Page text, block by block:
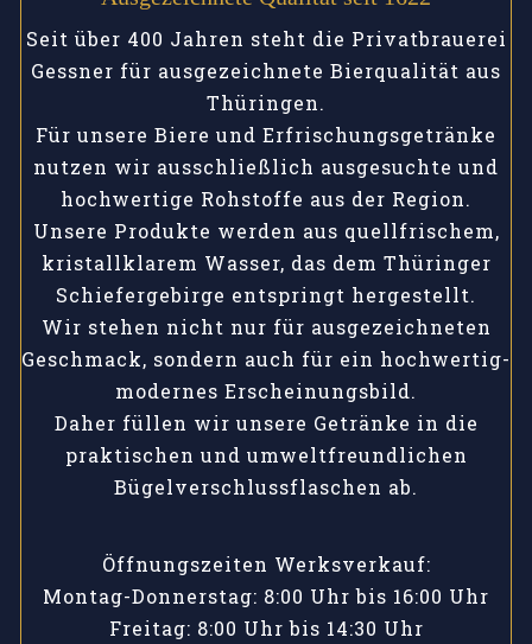
Seit über 400 Jahren steht die Privatbrauerei
Gessner für ausgezeichnete Bierqualität aus
Thüringen.
Für unsere Biere und Erfrischungsgetränke
nutzen wir ausschließlich ausgesuchte und
hochwertige Rohstoffe aus der Region.
Unsere Produkte werden aus quellfrischem,
kristallklarem Wasser, das dem Thüringer
Schiefergebirge entspringt hergestellt.
Wir stehen nicht nur für ausgezeichneten
Geschmack, sondern auch für ein hochwertig-
modernes Erscheinungsbild.
Daher füllen wir unsere Getränke in die
praktischen und umweltfreundlichen
Bügelverschlussflaschen ab.
Öffnungszeiten Werksverkauf:
Montag-Donnerstag: 8:00 Uhr bis 16:00 Uhr
Freitag: 8:00 Uhr bis 14:30 Uhr